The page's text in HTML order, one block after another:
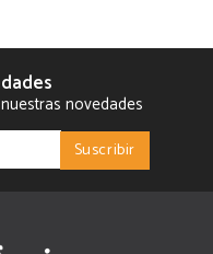
novedades